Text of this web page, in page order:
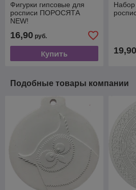
Фигурки гипсовые для
росписи ПОРОСЯТА
NEW!
16,90 руб.
Купить
Набор
19,90
Подобные товары компании